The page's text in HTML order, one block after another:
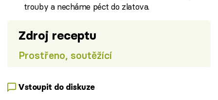
trouby a necháme péct do zlatova.
Zdroj receptu
Prostřeno, soutěžící
Vstoupit do diskuze